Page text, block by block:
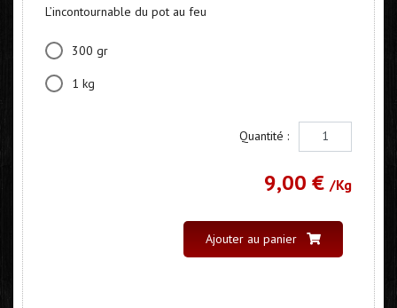
L’incontournable du pot au feu
300 gr
1 kg
Quantité :
9,00 € /Kg
Ajouter au panier